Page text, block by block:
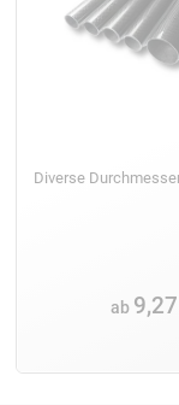
Diverse
ab 9,27